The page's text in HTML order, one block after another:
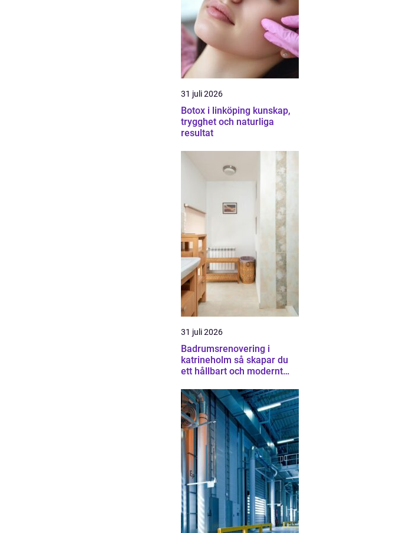
31 juli 2026
Botox i linköping kunskap,
trygghet och naturliga
resultat
31 juli 2026
Badrumsrenovering i
katrineholm så skapar du
ett hållbart och modernt